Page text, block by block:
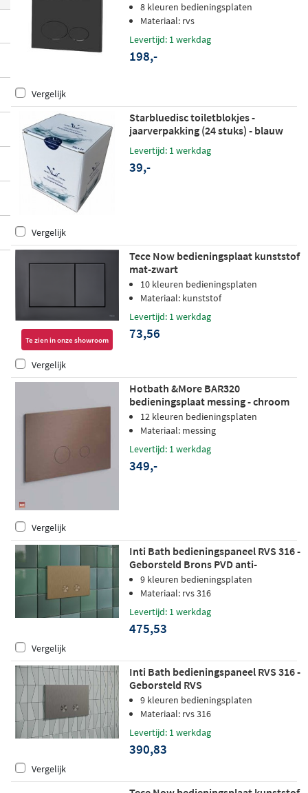
8 kleuren bedieningsplaten
Materiaal: rvs
Levertijd: 1 werkdag
198,-
Vergelijk
Starbluedisc toiletblokjes -
jaarverpakking (24 stuks) - blauw
Levertijd: 1 werkdag
39,-
Vergelijk
Te zien in onze showroom
Tece Now bedieningsplaat kunststof
mat-zwart
10 kleuren bedieningsplaten
Materiaal: kunststof
Levertijd: 1 werkdag
73,56
Vergelijk
Hotbath &More BAR320
bedieningsplaat messing - chroom
12 kleuren bedieningsplaten
Materiaal: messing
Levertijd: 1 werkdag
349,-
Vergelijk
Inti Bath bedieningspaneel RVS 316 -
Geborsteld Brons PVD anti-
fingerprint
9 kleuren bedieningsplaten
Materiaal: rvs 316
Levertijd: 1 werkdag
475,53
Vergelijk
Inti Bath bedieningspaneel RVS 316 -
Geborsteld RVS
9 kleuren bedieningsplaten
Materiaal: rvs 316
Levertijd: 1 werkdag
390,83
Vergelijk